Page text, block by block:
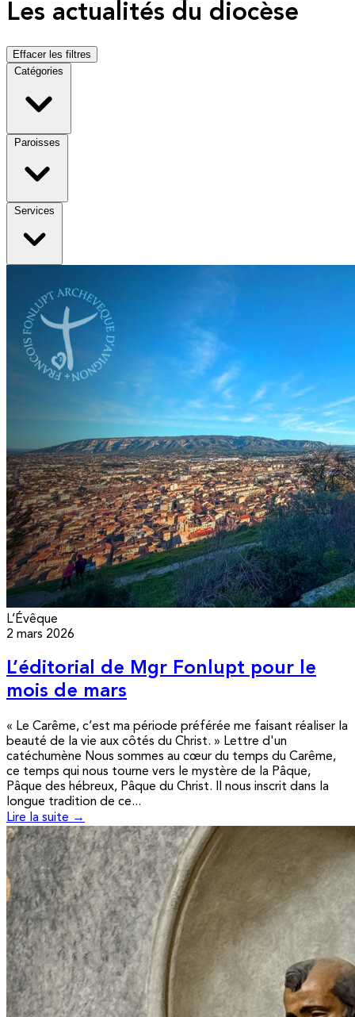
Les actualités du diocèse
Effacer les filtres
Catégories
Paroisses
Services
L’Évêque
2 mars 2026
L’éditorial de Mgr Fonlupt pour le
mois de mars
« Le Carême, c’est ma période préférée me faisant réaliser la
beauté de la vie aux côtés du Christ. » Lettre d'un
catéchumène Nous sommes au cœur du temps du Carême,
ce temps qui nous tourne vers le mystère de la Pâque,
Pâque des hébreux, Pâque du Christ. Il nous inscrit dans la
longue tradition de ce...
Lire la suite →